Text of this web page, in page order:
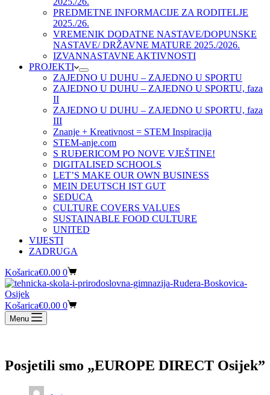
PREDMETNE INFORMACIJE ZA RODITELJE
2025./26.
VREMENIK DODATNE NASTAVE/DOPUNSKE
NASTAVE/ DRŽAVNE MATURE 2025./2026.
IZVANNASTAVNE AKTIVNOSTI
PROJEKTI
ZAJEDNO U DUHU – ZAJEDNO U SPORTU
ZAJEDNO U DUHU – ZAJEDNO U SPORTU, faza
II
ZAJEDNO U DUHU – ZAJEDNO U SPORTU, faza
III
Znanje + Kreativnost = STEM Inspiracija
STEM-anje.com
S RUĐERICOM PO NOVE VJEŠTINE!
DIGITALISED SCHOOLS
LET’S MAKE OUR OWN BUSINESS
MEIN DEUTSCH IST GUT
SEDUCA
CULTURE COVERS VALUES
SUSTAINABLE FOOD CULTURE
UNITED
VIJESTI
ZADRUGA
Košarica€0.00 0
Košarica€0.00 0
Menu
Posjetili smo „EUROPE DIRECT Osijek”